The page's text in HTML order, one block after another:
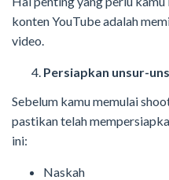
konten YouTube adalah
video.
Persiapkan unsur-
Sebelum kamu memulai
pastikan telah
ini:
Naskah